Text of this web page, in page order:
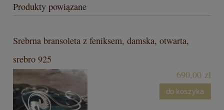
Produkty powiązane
Srebrna bransoleta z feniksem, damska, otwarta,
srebro 925
690,00 zł
do koszyka